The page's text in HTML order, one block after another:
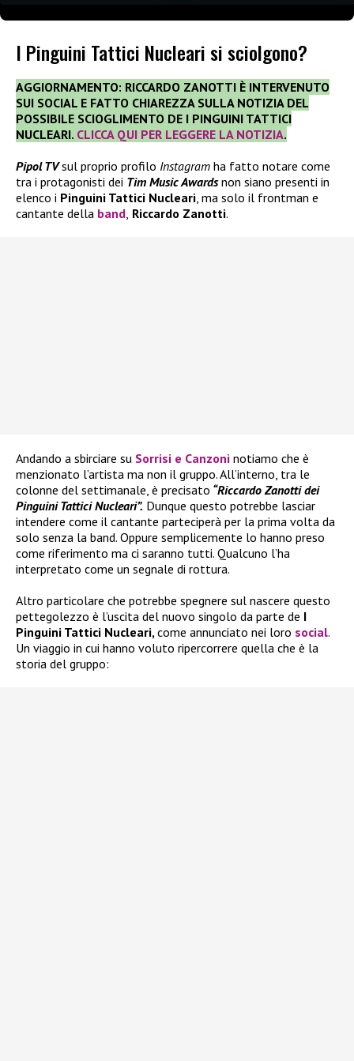
I Pinguini Tattici Nucleari si sciolgono?
AGGIORNAMENTO: RICCARDO ZANOTTI È INTERVENUTO
SUI SOCIAL E FATTO CHIAREZZA SULLA NOTIZIA DEL
POSSIBILE SCIOGLIMENTO DE I PINGUINI TATTICI
NUCLEARI. CLICCA QUI PER LEGGERE LA NOTIZIA.
Pipol TVsul proprio profilo Instagram ha fatto notare come
tra i protagonisti dei Tim Music Awardsnon siano presenti in
elenco i Pinguini Tattici Nucleari, ma solo il frontman e
cantante della band, Riccardo Zanotti.
Andando a sbirciare su Sorrisi e Canzoni notiamo che è
menzionato l’artista ma non il gruppo. All’interno, tra le
colonne del settimanale, è precisato “Riccardo Zanotti dei
Pinguini Tattici Nucleari”. Dunque questo potrebbe lasciar
intendere come il cantante parteciperà per la prima volta da
solo senza la band. Oppure semplicemente lo hanno preso
come riferimento ma ci saranno tutti. Qualcuno l’ha
interpretato come un segnale di rottura.
Altro particolare che potrebbe spegnere sul nascere questo
pettegolezzo è l’uscita del nuovo singolo da parte de I
Pinguini Tattici Nucleari,come annunciato nei loro social.
Un viaggio in cui hanno voluto ripercorrere quella che è la
storia del gruppo: